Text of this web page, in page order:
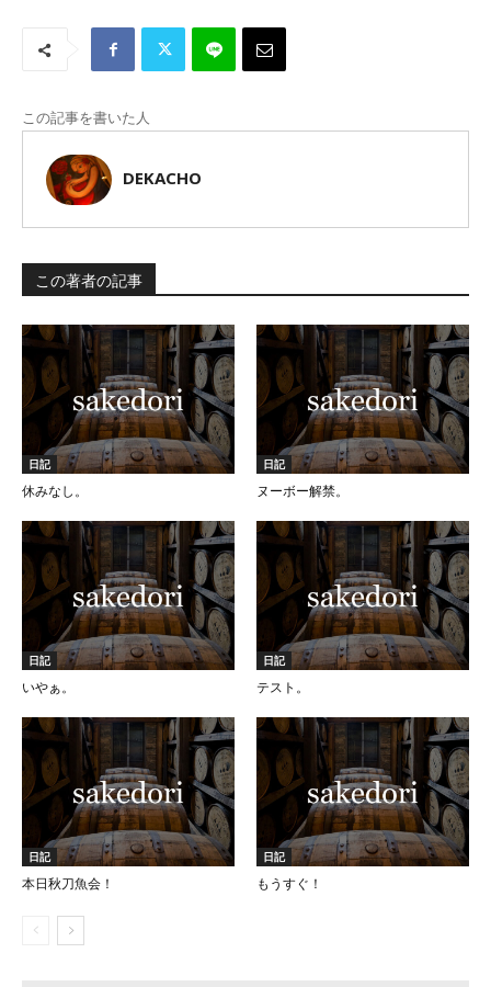
この記事を書いた人
DEKACHO
この著者の記事
日記
休みなし。
日記
ヌーボー解禁。
日記
いやぁ。
日記
テスト。
日記
本日秋刀魚会！
日記
もうすぐ！